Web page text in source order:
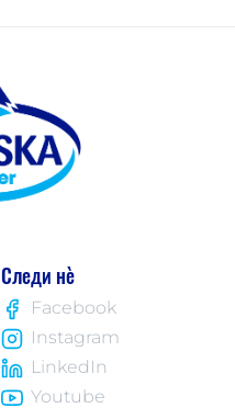
Следи нè
Facebook
Instagram
LinkedIn
Youtube